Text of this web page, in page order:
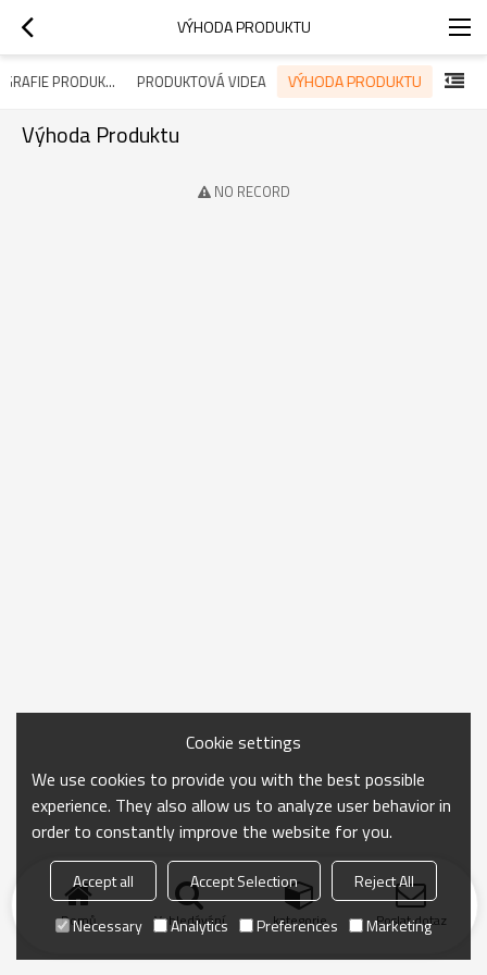
VÝHODA PRODUKTU
FOTOGRAFIE PRODUKTŮ PRODUKTOVÁ VIDEA VÝHODA PRODUKTU
Výhoda Produktu
NO RECORD
Domů Vyhledávání kategorie Poslat dotaz
Cookie settings
We use cookies to provide you with the best possible
experience. They also allow us to analyze user behavior in
order to constantly improve the website for you.
Accept all Accept Selection
Reject All
Necessary
Analytics Preferences Marketing